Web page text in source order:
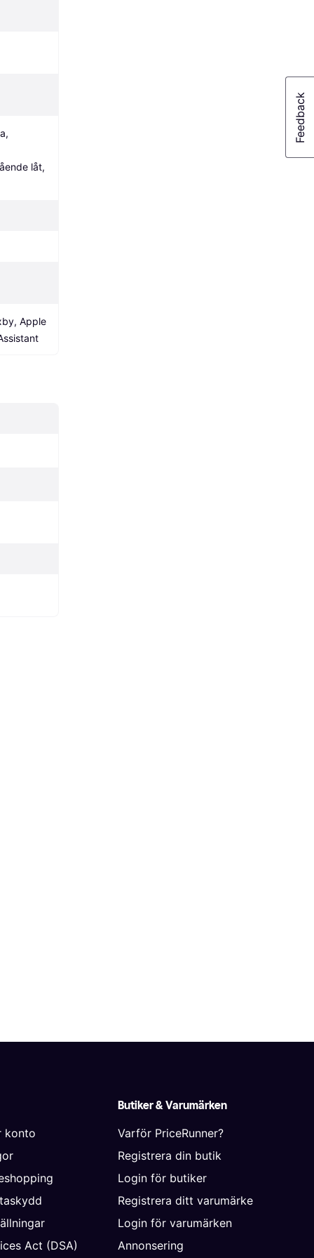
låt,
Apple
konto
Act (DSA)
Butiker & Varumärken
Varför PriceRunner?
Registrera din butik
Login för butiker
Registrera ditt varumärke
Login för varumärken
Annonsering